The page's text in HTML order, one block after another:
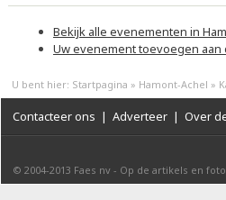
Bekijk alle evenementen in
Uw evenement toevoegen aan
U bent hier: Startpagina » Hamont-Achel »
Contacteer ons | Adverteer | Over
© 2004-2013 Faes nv - Op de artikels en